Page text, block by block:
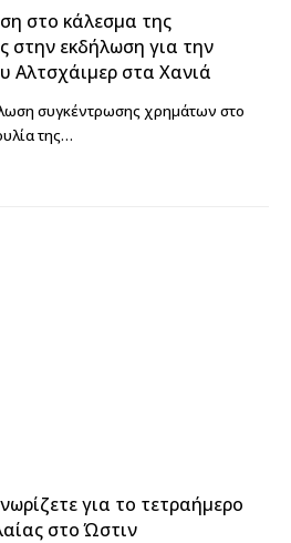
στο κάλεσμα της
στην εκδήλωση για την
Αλτσχάιμερ στα Χανιά
συγκέντρωσης χρημάτων στο
της…
για το τετραήμερο
στο Ώστιν